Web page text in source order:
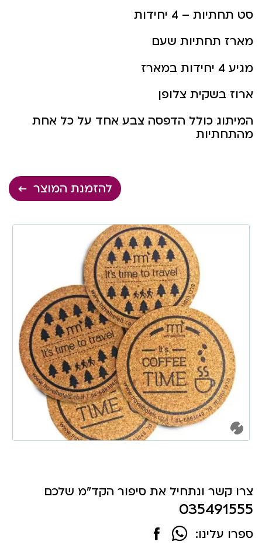
סט תחתיות – 4 יחידות
מארז תחתיות שעם
מגיע 4 יחידות במארז
ארוז בשקית צלופן
המיתוג כולל הדפסה צבע אחד על כל אחת
מהתחתיות
להזמנת המוצר
צרו קשר ונתחיל את סיפור הקד"מ שלכם
035491555
ספרו עלינו: